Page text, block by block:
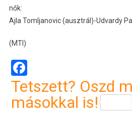
nők:
Ajla Tomljanovic (ausztrál)-Udvardy
(MTI)
Facebook
Tetszett? Oszd
másokkal is!